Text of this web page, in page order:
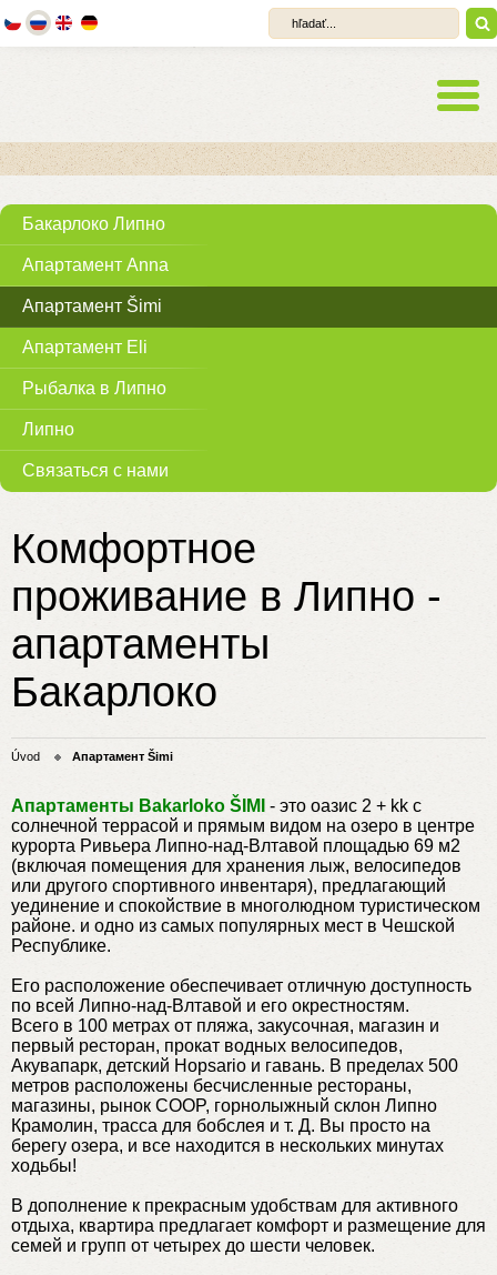
Бакарлоко Липно
Апартамент Anna
Апартамент Šimi
Апартамент Eli
Рыбалка в Липно
Липно
Связаться с нами
Комфортное
проживание в Липно -
апартаменты
Бакарлоко
Úvod Апартамент Šimi
Апартаменты Bakarloko ŠIMI - это оазис 2 + kk с
солнечной террасой и прямым видом на озеро в центре
курорта Ривьера Липно-над-Влтавой площадью 69 м2
(включая помещения для хранения лыж, велосипедов
или другого спортивного инвентаря), предлагающий
уединение и спокойствие в многолюдном туристическом
районе. и одно из самых популярных мест в Чешской
Республике.
Его расположение обеспечивает отличную доступность
по всей Липно-над-Влтавой и его окрестностям.
Всего в 100 метрах от пляжа, закусочная, магазин и
первый ресторан, прокат водных велосипедов,
Акувапарк, детский Hopsario и гавань. В пределах 500
метров расположены бесчисленные рестораны,
магазины, рынок COOP, горнолыжный склон Липно
Крамолин, трасса для бобслея и т. Д. Вы просто на
берегу озера, и все находится в нескольких минутах
ходьбы!
В дополнение к прекрасным удобствам для активного
отдыха, квартира предлагает комфорт и размещение для
семей и групп от четырех до шести человек.